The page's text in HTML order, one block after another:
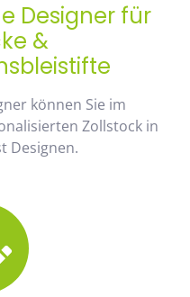
Designer für
&
können Sie im
Zollstock in
Designen.